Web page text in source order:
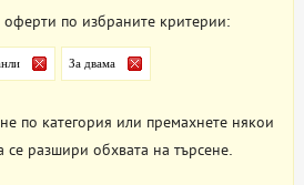
по избраните критерии:
За двама
по категория или премахнете някои
се разшири обхвата на търсене.